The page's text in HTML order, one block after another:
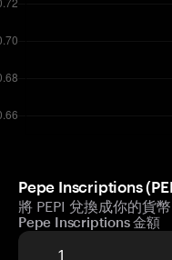
Pepe Inscriptions
將 PEPI 兌換成你的貨幣
Pepe Inscriptions 金額